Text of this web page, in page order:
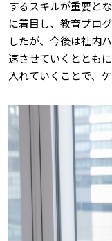
するスキルが重要と
に着目し、教育プロ
したが、今後は社内
速させていくととも
入れていくことで、